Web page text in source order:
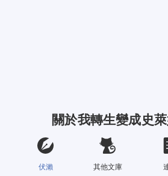
關於我轉生變成史
伏瀨 其他文庫